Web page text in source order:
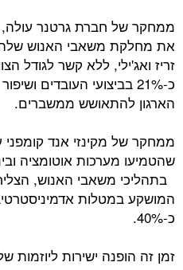
ממחקר של חברת גרטנר עולה,
את מחלקת משאבי האנוש
זריז ואג'ילי, ללא קשר לגודל
כ-21% בביצועי העובדים
הארגון להתאושש ממשברים.
ממחקר של מקינזי אנד קומפני
שהטמיעו מערכות אוטומציה
בתהליכי משאבי האנוש,
כ-40%.
זמן זה הופנה ישירות ליוזמות